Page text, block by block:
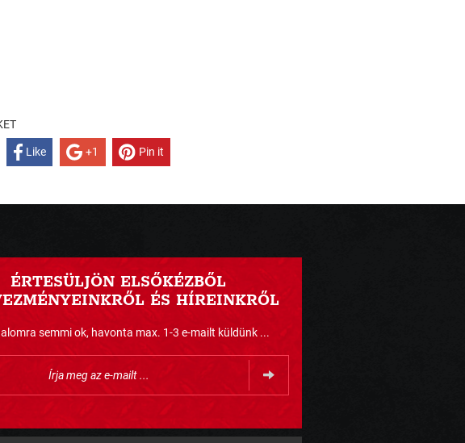
Like +1 Pin it
ÉRTESÜLJÖN ELSŐKÉZBŐL
ÉS HÍREINKRŐL
semmi ok, havonta max. 1-3 e-mailt küldünk ...